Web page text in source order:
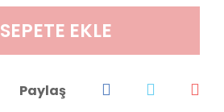
SEPETE EKLE
Paylaş